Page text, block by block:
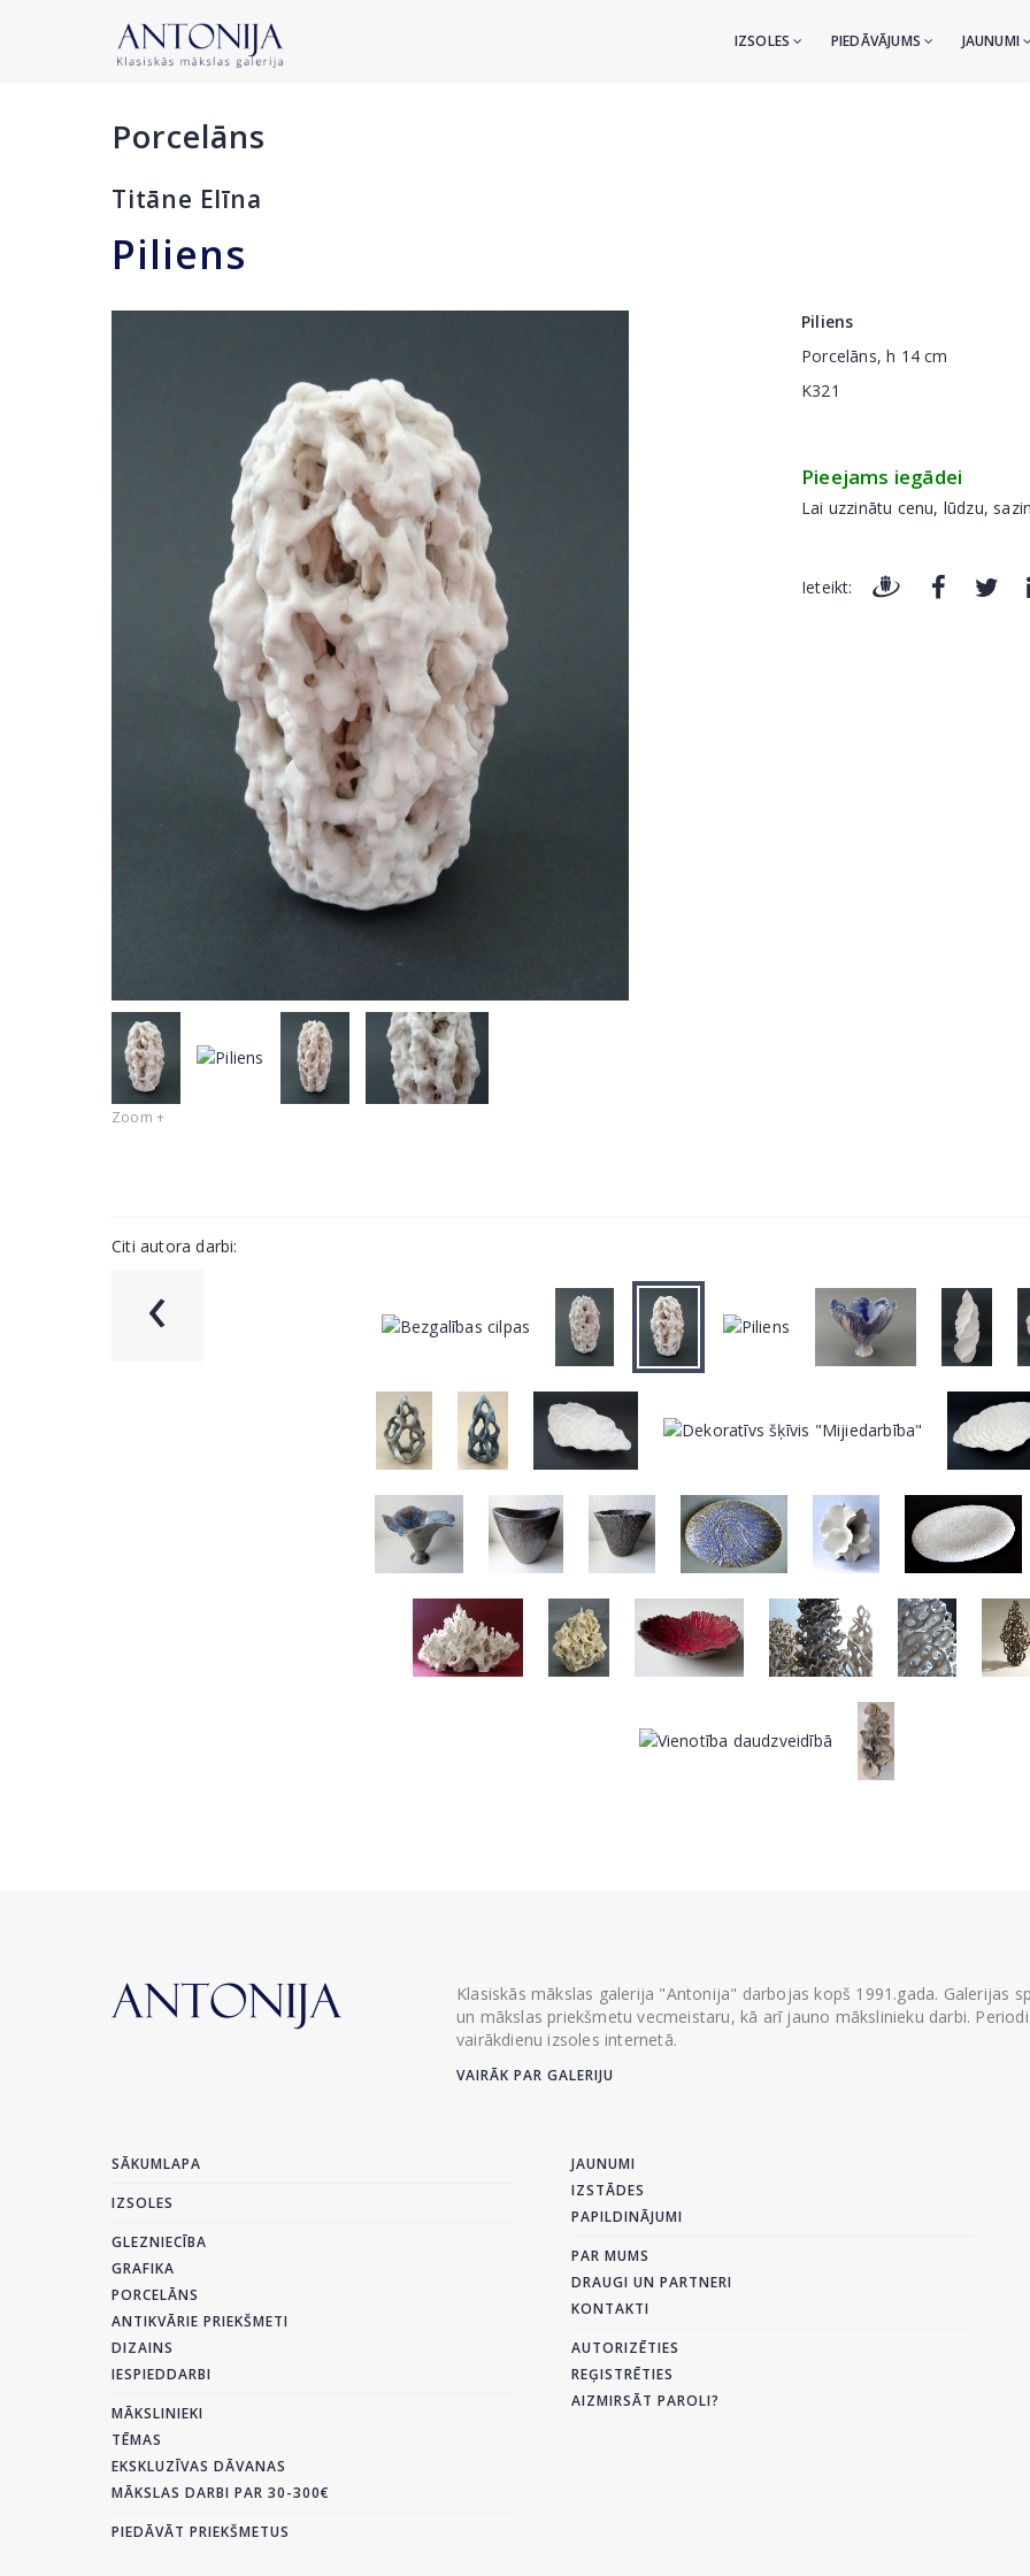
IZSOLES PIEDĀVĀJUMS JAUNUMI
Porcelāns
Titāne Elīna
Piliens
Zoom +
Piliens
Porcelāns, h 14 cm
K321
Pieejams iegādei
Lai uzzinātu cenu, lūdzu,
Ieteikt:
Citi autora darbi:
‹
Klasiskās mākslas galerija "Antonija" darbojas kopš 1991.gada. Galerijas
un mākslas priekšmetu vecmeistaru, kā arī jauno mākslinieku darbi.
vairākdienu izsoles internetā.
VAIRĀK PAR GALERIJU
SĀKUMLAPA
IZSOLES
GLEZNIECĪBA
GRAFIKA
PORCELĀNS
ANTIKVĀRIE PRIEKŠMETI
DIZAINS
IESPIEDDARBI
MĀKSLINIEKI
TĒMAS
EKSKLUZĪVAS DĀVANAS
MĀKSLAS DARBI PAR 30-300€
PIEDĀVĀT PRIEKŠMETUS
JAUNUMI
IZSTĀDES
PAPILDINĀJUMI
PAR MUMS
DRAUGI UN PARTNERI
KONTAKTI
AUTORIZĒTIES
REĢISTRĒTIES
AIZMIRSĀT PAROLI?